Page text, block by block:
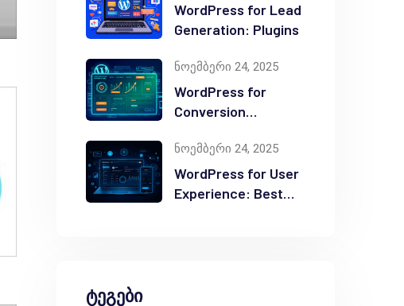
WordPress for Lead
Generation: Plugins
ნოემბერი 24, 2025
WordPress for
Conversion
ნოემბერი 24, 2025
WordPress for User
Experience: Best
ტეგები